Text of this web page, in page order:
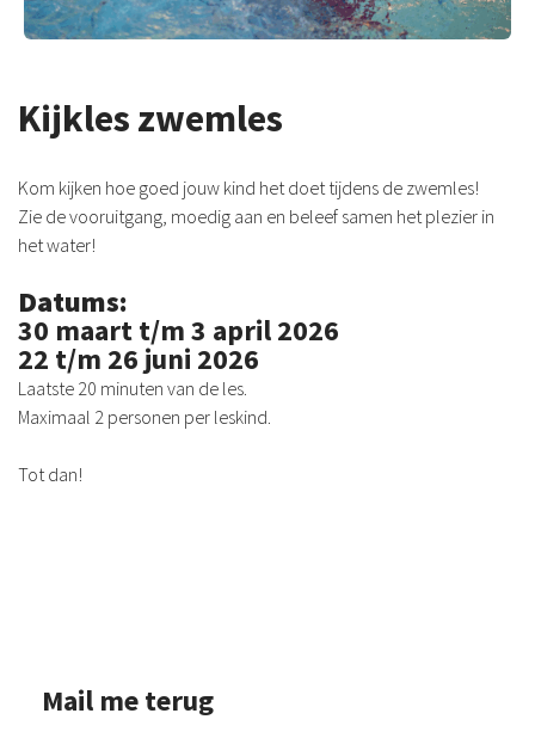
Kijkles zwemles
Kom kijken hoe goed jouw kind het doet tijdens de zwemles!
Zie de vooruitgang, moedig aan en beleef samen het plezier in
het water!
Datums:
30 maart t/m 3 april 2026
22 t/m 26 juni 2026
Laatste 20 minuten van de les.
Maximaal 2 personen per leskind.
Tot dan!
Mail me terug